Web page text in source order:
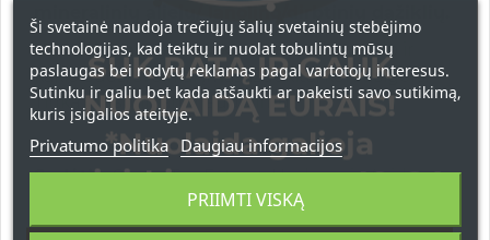
mineralinių aliejų/ lanolino/dirbtinių dažiklių.
Naudojimas:ryte tepkite ant švarios veido ir
kaklo odos, švelniai įmasažuokite, kol susigers.
Tinka tik išoriniam naudojimui.
Sudėtis:Green Tea Extract, Hyaluronic Acid,
Vitamin E, Dead Sea Minerals, Water (Aqua),
Isopropyl Myristate, Glyceryl Stearate, Glycerin,
Ši svetainė naudoja trečiųjų šalių svetainių stebėjimo
technologijas, kad teiktų ir nuolat tobulintų mūsų
paslaugas bei rodytų reklamas pagal vartotojų interesus.
Sutinku ir galiu bet kada atšaukti ar pakeisti savo sutikimą,
kuris įsigalios ateityje.
Privatumo politika Daugiau informacijos
PRIIMTI VISKĄ
SUK RATĄ IR GAUK
NUOLAIDĄ EURAIS!
*Nuolaida galioja
apsipirkimams nuo 49 € !